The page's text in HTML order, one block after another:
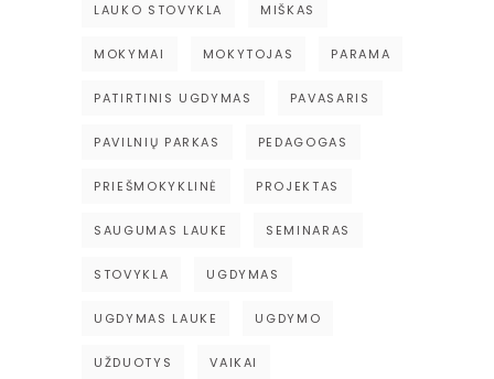
LAUKO STOVYKLA MIŠKAS
MOKYMAI MOKYTOJAS PARAMA
PATIRTINIS UGDYMAS PAVASARIS
PAVILNIŲ PARKAS PEDAGOGAS
PRIEŠMOKYKLINĖ PROJEKTAS
SAUGUMAS LAUKE SEMINARAS
STOVYKLA UGDYMAS
UGDYMAS LAUKE UGDYMO
UŽDUOTYS VAIKAI